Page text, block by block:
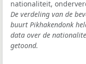
nationaliteit,
De verdeling van de
buurt Pikhakendonk
data over de
getoond.